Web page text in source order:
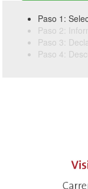
Paso 1:
Paso 2:
Paso 3:
Paso 4: